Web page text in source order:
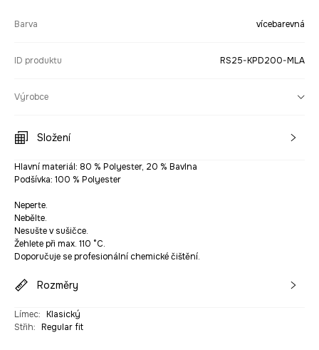
Barva vícebarevná
ID produktu RS25-KPD200-MLA
Výrobce
Složení
Hlavní materiál: 80 % Polyester, 20 % Bavlna
Podšívka: 100 % Polyester
Neperte.
Nebělte.
Nesušte v sušičce.
Žehlete při max. 110 °C.
Doporučuje se profesionální chemické čištění.
Rozměry
Límec: Klasický
Střih: Regular fit